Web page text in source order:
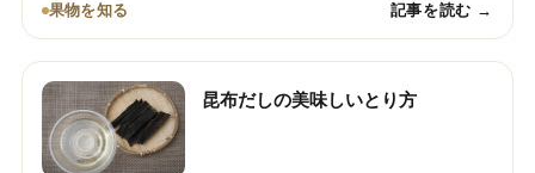
果物を知る 記事を読む →
昆布だしの美味しいとり方